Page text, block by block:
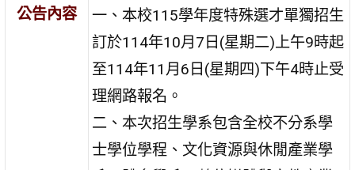
公告內容
一、本校115學年度特殊選才單獨招生
訂於114年10月7日(星期二)上午9時起
至114年11月6日(星期四)下午4時止受
理網路報名。
二、本次招生學系包含全校不分系學
士學位學程、文化資源與休閒產業學